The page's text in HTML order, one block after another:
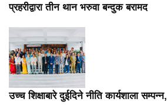
प्रहरीद्वारा तीन थान भरुवा बन्दुक बरामद
उच्च शिक्षाबारे दुईदिने नीति कार्यशाला सम्पन्न,